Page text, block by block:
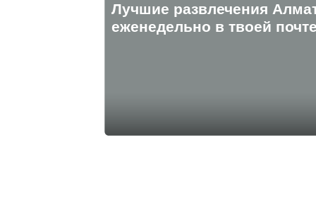
Лучшие развлечения
eженедельно в твоей